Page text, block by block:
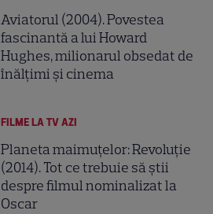
Aviatorul (2004). Povestea
fascinantă a lui Howard
Hughes, milionarul obsedat de
înălțimi și cinema
FILME LA TV AZI
Planeta maimuțelor: Revoluție
(2014). Tot ce trebuie să știi
despre filmul nominalizat la
Oscar